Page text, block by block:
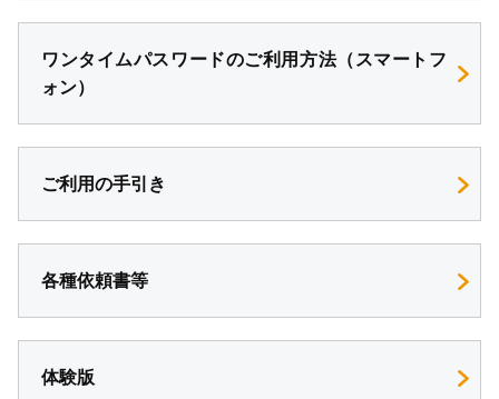
ワンタイムパスワードのご利用方法（スマートフ
ォン）
ご利用の手引き
各種依頼書等
体験版